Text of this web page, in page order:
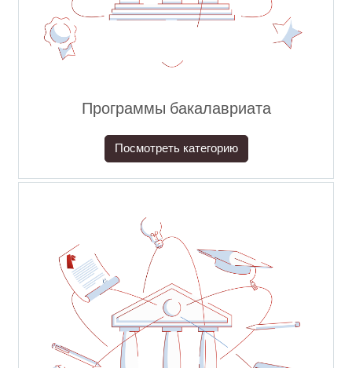
Программы бакалавриата
Посмотреть категорию